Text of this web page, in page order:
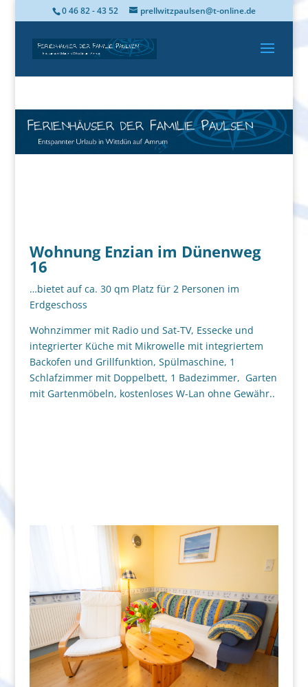
0 46 82 - 43 52 prellwitzpaulsen@t-online.de
Wohnung Enzian im Dünenweg
16
…bietet auf ca. 30 qm Platz für 2 Personen im
Erdgeschoss
Wohnzimmer mit Radio und Sat-TV, Essecke und
integrierter Küche mit Mikrowelle mit integriertem
Backofen und Grillfunktion, Spülmaschine, 1
Schlafzimmer mit Doppelbett, 1 Badezimmer, Garten
mit Gartenmöbeln, kostenloses W-Lan ohne Gewähr..